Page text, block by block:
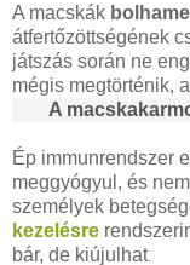
A macskák
átfertőzöttségének
játszás során ne
mégis megtörténik,
A
Ép immunrendszer
meggyógyul, és
személyek
kezelésre
bár, de kiújulhat.